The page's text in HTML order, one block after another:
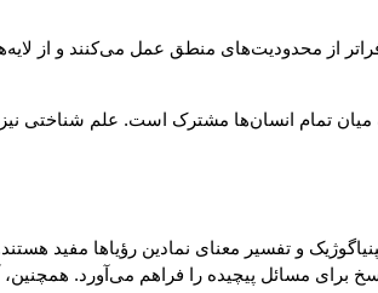
از محدودیت‌های منطق عمل می‌کنند و از
میان تمام انسان‌ها مشترک است. علم شناختی
و تفسیر معنای نمادین رؤیاها مفید
مسائل پیچیده را فراهم می‌آورد.